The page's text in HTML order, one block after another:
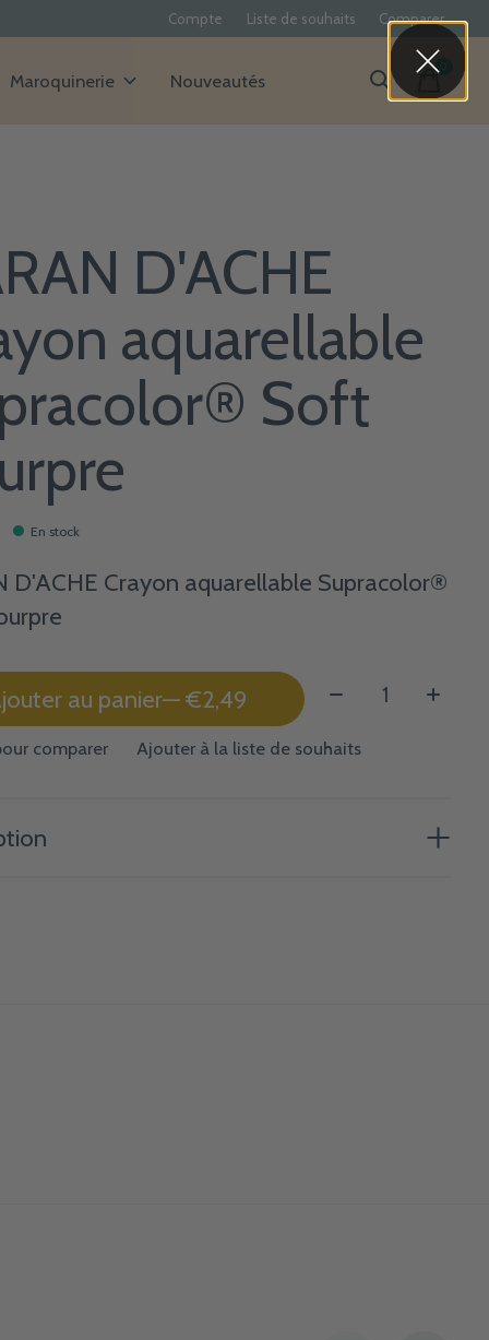
Compte Liste de souhaits Comparer
Maroquinerie Nouveautés items
D'ACHE
aquarellable
Soft
En stock
D'ACHE Crayon aquarellable Supracolor®
au panier — €2,49 Quantité:
comparer Ajouter à la liste de souhaits